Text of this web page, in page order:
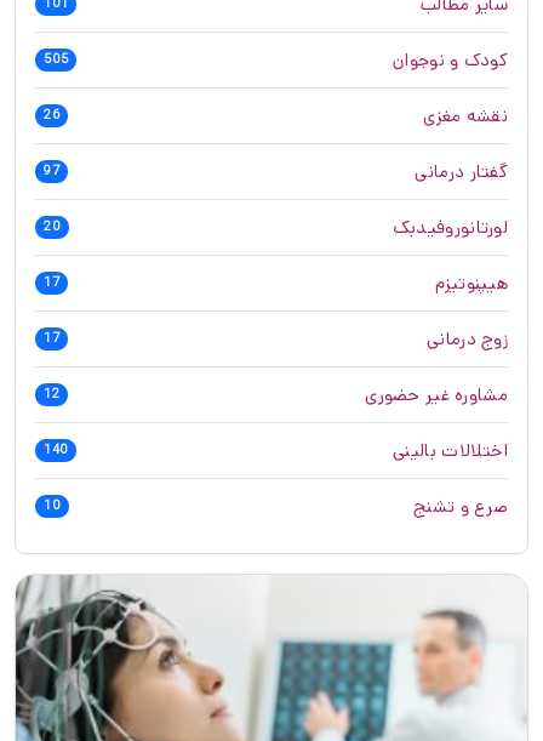
کودک و نوجوان 505
نقشه مغزی 26
گفتار درمانی 97
لورتانوروفیدبک 20
هیپنوتیزم 17
زوج درمانی 17
مشاوره غیر حضوری 12
اختلالات بالینی 140
صرع و تشنج 10